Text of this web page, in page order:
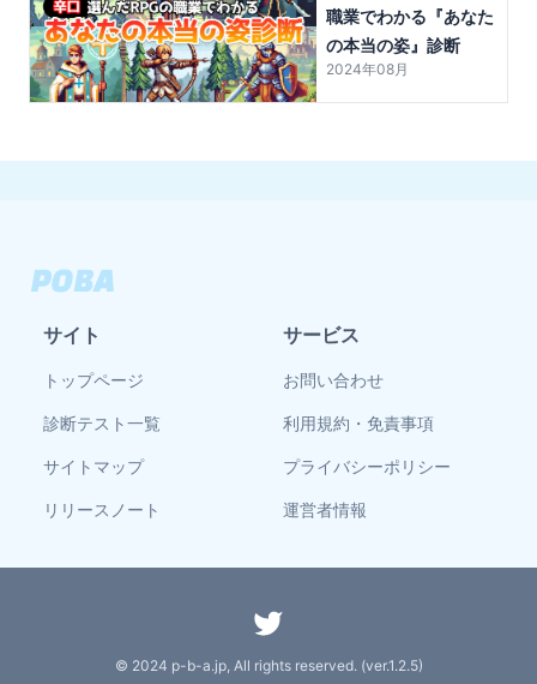
職業でわかる『あなた
の本当の姿』診断
2024年08月
サイト
トップページ
診断テスト一覧
サイトマップ
リリースノート
サービス
お問い合わせ
利用規約・免責事項
プライバシーポリシー
運営者情報
© 2024 p-b-a.jp, All rights reserved. (ver.1.2.5)